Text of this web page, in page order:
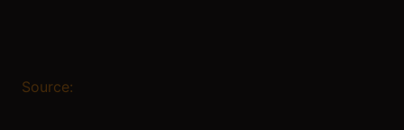
Source: